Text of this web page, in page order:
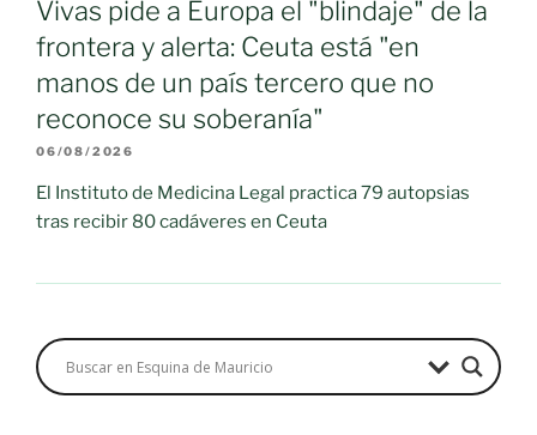
Vivas pide a Europa el "blindaje" de la
frontera y alerta: Ceuta está "en
manos de un país tercero que no
reconoce su soberanía"
06/08/2026
El Instituto de Medicina Legal practica 79 autopsias
tras recibir 80 cadáveres en Ceuta